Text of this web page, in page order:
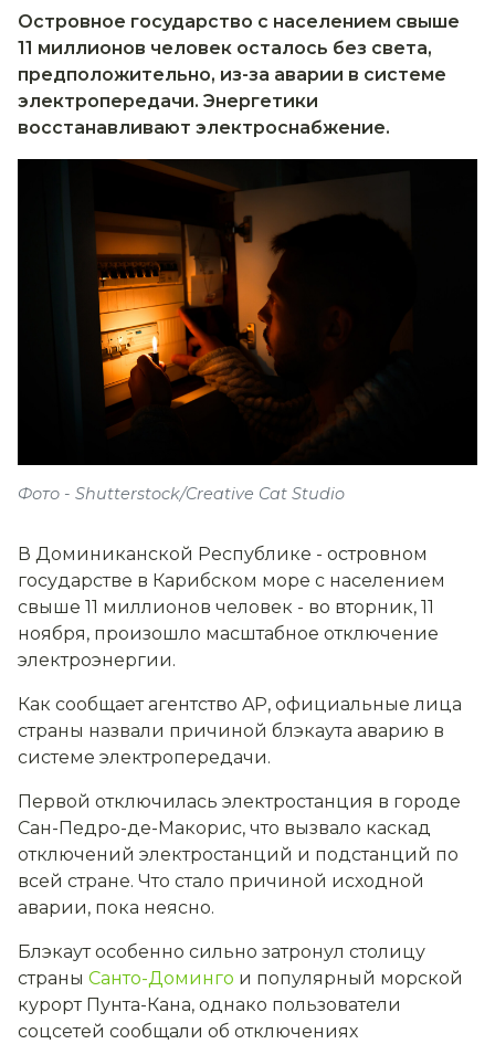
Островное государство с населением свыше
11 миллионов человек осталось без света,
предположительно, из-за аварии в системе
электропередачи. Энергетики
восстанавливают электроснабжение.
Фото - Shutterstock/Creative Cat Studio
В Доминиканской Республике - островном
государстве в Карибском море с населением
свыше 11 миллионов человек - во вторник, 11
ноября, произошло масштабное отключение
электроэнергии.
Как сообщает агентство AP, официальные лица
страны назвали причиной блэкаута аварию в
системе электропередачи.
Первой отключилась электростанция в городе
Сан-Педро-де-Макорис, что вызвало каскад
отключений электростанций и подстанций по
всей стране. Что стало причиной исходной
аварии, пока неясно.
Блэкаут особенно сильно затронул столицу
страны Санто-Доминго и популярный морской
курорт Пунта-Кана, однако пользователи
соцсетей сообщали об отключениях